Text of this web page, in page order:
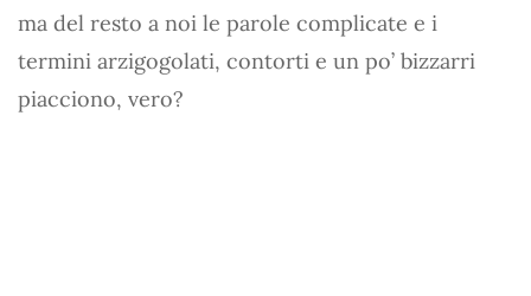
ma del resto a noi le parole complicate e i
termini arzigogolati, contorti e un po’ bizzarri
piacciono, vero?